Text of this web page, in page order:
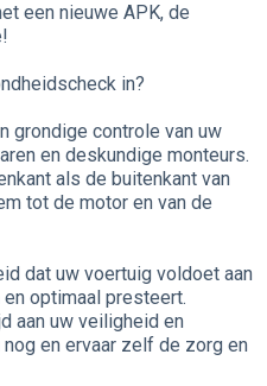
een nieuwe APK, de
in?
grondige controle van uw
en deskundige monteurs.
als de buitenkant van
tot de motor en van de
dat uw voertuig voldoet aan
optimaal presteert.
aan uw veiligheid en
en ervaar zelf de zorg en